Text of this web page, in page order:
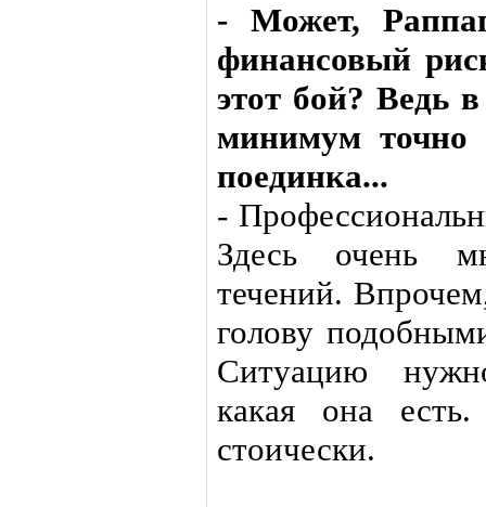
- Может,
финансовый
этот бой? Ведь
минимум точно
поединка...
-
Здесь очень
течений.
голову
Ситуацию
какая она
стоически.